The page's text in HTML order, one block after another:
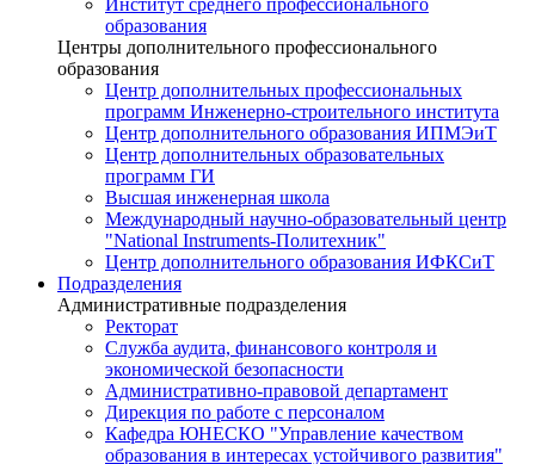
образования
Центры дополнительного профессионального
образования
Центр дополнительных профессиональных
программ Инженерно-строительного института
Центр дополнительного образования ИПМЭиТ
Центр дополнительных образовательных
программ ГИ
Высшая инженерная школа
Международный научно-образовательный центр
"National Instruments-Политехник"
Центр дополнительного образования ИФКСиТ
Подразделения
Административные подразделения
Ректорат
Служба аудита, финансового контроля и
экономической безопасности
Административно-правовой департамент
Дирекция по работе с персоналом
Кафедра ЮНЕСКО "Управление качеством
образования в интересах устойчивого развития"